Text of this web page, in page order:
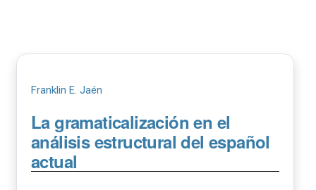
Franklin E. Jaén
La gramaticalización en el
análisis estructural del español
actual